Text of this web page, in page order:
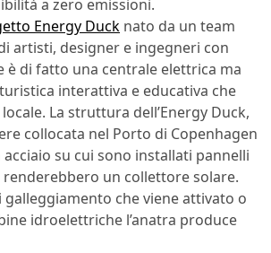
a zero emissioni.
Energy Duck nato da un team
artisti, designer e ingegneri con
è di fatto una centrale elettrica ma
interattiva e educativa che
La struttura dell’Energy Duck,
collocata nel Porto di Copenhagen
su cui sono installati pannelli
un collettore solare.
galleggiamento che viene attivato o
idroelettriche l’anatra produce